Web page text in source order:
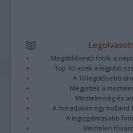
Megdöbbentő fotók a
Top 10: ezek a legjobb
A 10 legütősebb
Megjöttek a
Meztelenség és
A forradalom egy holland
A legizgalmasabb
Meztelen